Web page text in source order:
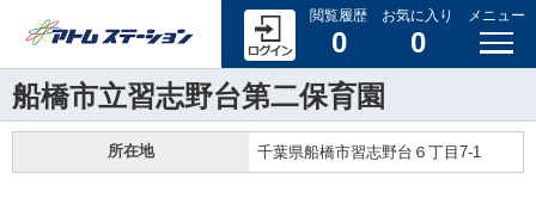
閲覧履歴
0
お気に入り
0
メニュー
船橋市立習志野台第二保育園
所在地 千葉県船橋市習志野台６丁目7-1